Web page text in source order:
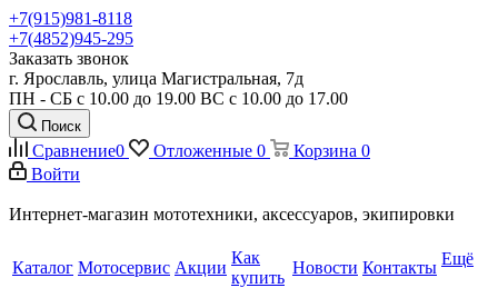
+7(915)981-8118
+7(4852)945-295
Заказать звонок
г. Ярославль, улица Магистральная, 7д
ПН - СБ с 10.00 до 19.00 ВС с 10.00 до 17.00
Поиск
Сравнение0 Отложенные 0 Корзина 0
Войти
Интернет-магазин мототехники, аксессуаров, экипировки
Каталог Мотосервис Акции
Как
купить
Новости Контакты Ещё